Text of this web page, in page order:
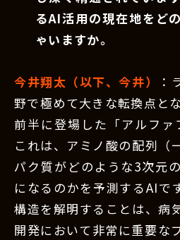
るAI活用の現在地をど
ゃいますか。
今井翔太（以下、今井）
：
野で極めて大きな転換点と
前半に登場した「アルファ
これは、アミノ酸の配列（
パク質がどのような3次元
になるのかを予測するAIで
構造を解明することは、病
開発において非常に重要な